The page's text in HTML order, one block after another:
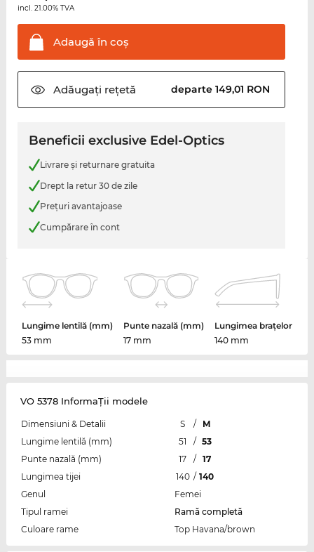
incl. 21.00% TVA
Adaugă în coş
Adăugați rețetă departe 149,01 RON
Beneficii exclusive Edel-Optics
Livrare şi returnare gratuita
Drept la retur 30 de zile
Preţuri avantajoase
Cumpărare în cont
Lungime lentilă (mm)
53 mm
Punte nazală (mm)
17 mm
Lungimea brațelor
140 mm
VO 5378 InformaŢii modele
Dimensiuni & Detalii S /
M
Lungime lentilă (mm)
51 / 53
Punte nazală (mm)
17 /
17
Lungimea tijei
140 / 140
Genul
Femei
Tipul ramei
Ramă completă
Culoare rame
Top Havana/brown